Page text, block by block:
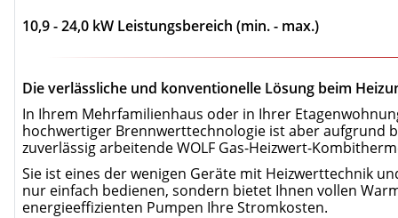
10,9 - 24,0 kW Leistungsbereich (min. - max.)
Die verlässliche und konventionelle Lösung beim
In Ihrem Mehrfamilienhaus oder in Ihrer
hochwertiger Brennwerttechnologie ist aber aufgrund
zuverlässig arbeitende WOLF Gas-Heizwert-
Sie ist eines der wenigen Geräte mit Heizwerttechnik
nur einfach bedienen, sondern bietet Ihnen vollen
energieeffizienten Pumpen Ihre Stromkosten.